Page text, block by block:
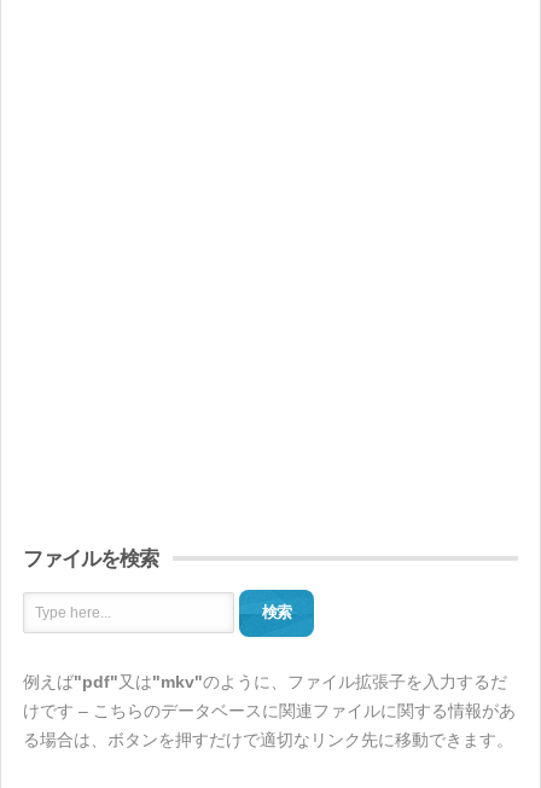
ファイルを検索
検索
例えば"pdf"又は"mkv"のように、ファイル拡張子を入力するだ
けです – こちらのデータベースに関連ファイルに関する情報があ
る場合は、ボタンを押すだけで適切なリンク先に移動できます。